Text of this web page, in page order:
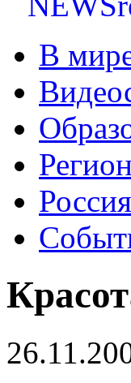
В
Регион
Россия